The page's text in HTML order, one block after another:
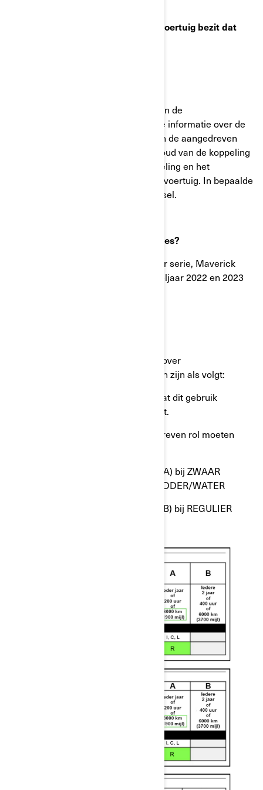
Uit onze gegevens blijkt dat u een voertuig bezit dat
Het gedeelte "Onderhoudsschema" in de
gebruikershandleiding bevat onjuiste informatie over de
onderhoudsintervallen van de rol van de aangedreven
koppeling. Gebrek aan goed onderhoud van de koppeling
kan leiden tot defecten aan de koppeling en het
wegschieten van fragmenten uit het voertuig. In bepaalde
situaties kan dit leiden tot ernstig letsel.
Over welke modellen gaat het precies?
Can-Am Commander serie, Defender serie, Maverick
Trail serie en Traxter serie van modeljaar 2022 en 2023
BRP geeft gewijzigde informatie vrij over
onderhoudsschema's. De wijzigingen zijn als volgt:
(1) ZWAAR GEBRUIK - verduidelijk dat dit gebruik
commercieel/werk en verhuur omvat.
(2) De schuifschoenen in de aangedreven rol moeten
● Elke 3000 km (1900 mijl) (schema A) bij ZWAAR
GEBRUIK of GEBRUIK IN DIEPE MODDER/WATER
● Elke 6000 km (3700 mijl) (schema B) bij REGULIER